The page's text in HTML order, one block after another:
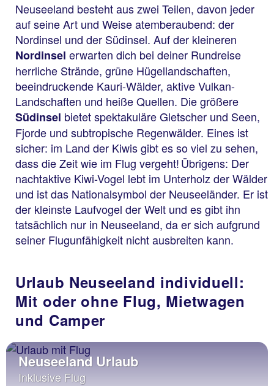
Neuseeland besteht aus zwei Teilen, davon jeder
auf seine Art und Weise atemberaubend: der
Nordinsel und der Südinsel. Auf der kleineren
Nordinsel erwarten dich bei deiner Rundreise
herrliche Strände, grüne Hügellandschaften,
beeindruckende Kauri-Wälder, aktive Vulkan-
Landschaften und heiße Quellen. Die größere
Südinsel bietet spektakuläre Gletscher und Seen,
Fjorde und subtropische Regenwälder. Eines ist
sicher: im Land der Kiwis gibt es so viel zu sehen,
dass die Zeit wie im Flug vergeht! Übrigens: Der
nachtaktive Kiwi-Vogel lebt im Unterholz der Wälder
und ist das Nationalsymbol der Neuseeländer. Er ist
der kleinste Laufvogel der Welt und es gibt ihn
tatsächlich nur in Neuseeland, da er sich aufgrund
seiner Flugunfähigkeit nicht ausbreiten kann.
Urlaub Neuseeland individuell:
Mit oder ohne Flug, Mietwagen
und Camper
Neuseeland Urlaub
Inklusive Flug